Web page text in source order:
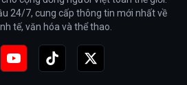
24/7, cung cấp thông tin mới nhất về
tế, văn hóa và thể thao.